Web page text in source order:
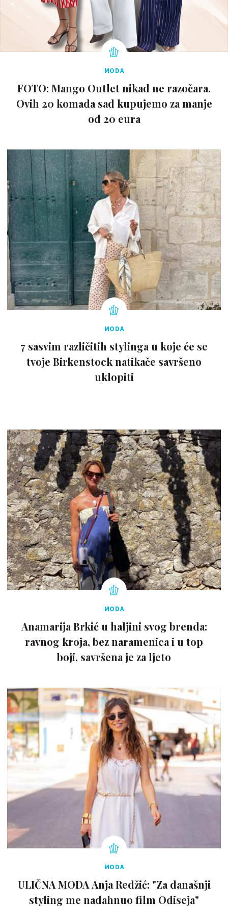
MODA
FOTO: Mango Outlet nikad ne razočara.
Ovih 20 komada sad kupujemo za manje
od 20 eura
MODA
7 sasvim različitih stylinga u koje će se
tvoje Birkenstock natikače savršeno
uklopiti
MODA
Anamarija Brkić u haljini svog brenda:
ravnog kroja, bez naramenica i u top
boji, savršena je za ljeto
MODA
ULIČNA MODA Anja Redžić: "Za današnji
styling me nadahnuo film Odiseja"